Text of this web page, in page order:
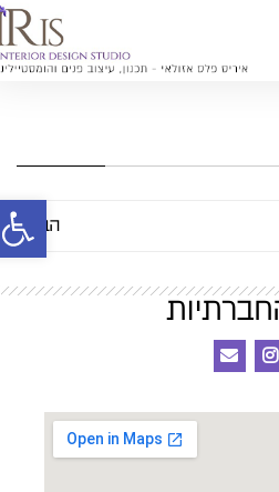
פתח
הבא »